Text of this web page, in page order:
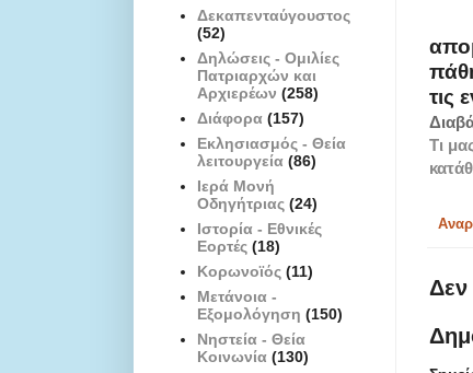
τις
Tι
Δεν
Δεκαπενταύγουστος
(52)
Δηλώσεις - Ομιλίες
Πατριαρχών και
Αρχιερέων (258)
Διάφορα (157)
Εκλησιασμός - Θεία
λειτουργεία (86)
Ιερά Μονή
Οδηγήτριας (24)
Ιστορία - Εθνικές
Εορτές (18)
Κορωνοϊός (11)
Μετάνοια -
Εξομολόγηση (150)
Νηστεία - Θεία
Κοινωνία (130)